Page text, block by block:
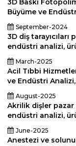
3D Baskı
Büyüme ve
September-2024
3D diş tarayıcıları
endüstri analizi,
March-2025
Acil Tıbbi
ve Endüstri
August-2025
Akrilik dişler pazar
endüstri analizi,
June-2025
Anestezi ve